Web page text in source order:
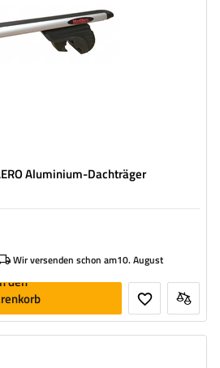
Aluminium-Dachträger
Wir versenden schon am10. August
den